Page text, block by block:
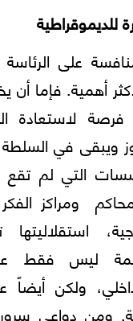
للديموقراطية
على الرئاسة
أهمية. فإما أن
فرصة لاستعادة
ويبقى في السلطة
التي لم
ومراكز
ليس فقط
ولكن
ومن دواعي